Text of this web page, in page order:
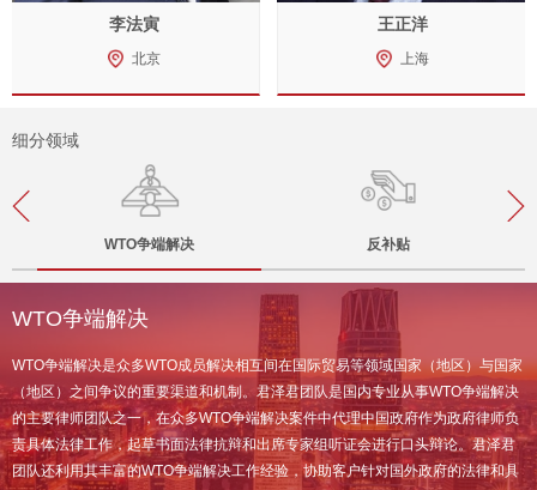
李法寅
北京
王正洋
上海
细分领域
WTO争端解决 反补贴
WTO争端解决
WTO争端解决是众多WTO成员解决相互间在国际贸易等领域国家（地区）与国家
（地区）之间争议的重要渠道和机制。君泽君团队是国内专业从事WTO争端解决
的主要律师团队之一，在众多WTO争端解决案件中代理中国政府作为政府律师负
责具体法律工作，起草书面法律抗辩和出席专家组听证会进行口头辩论。君泽君
团队还利用其丰富的WTO争端解决工作经验，协助客户针对国外政府的法律和具